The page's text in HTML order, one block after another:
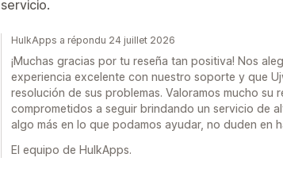
servicio.
HulkApps a répondu 24 juillet 2026
¡Muchas gracias por tu reseña tan positiva! Nos
experiencia excelente con nuestro soporte y que
resolución de sus problemas. Valoramos mucho su
comprometidos a seguir brindando un servicio de
algo más en lo que podamos ayudar, no duden en
El equipo de HulkApps.